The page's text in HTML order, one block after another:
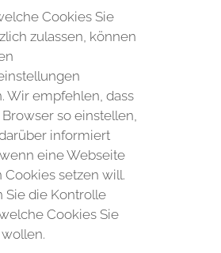
Cookies Sie
zulassen, können
Wir empfehlen, dass
so einstellen,
informiert
eine Webseite
Cookies setzen will.
Sie die Kontrolle
Cookies Sie